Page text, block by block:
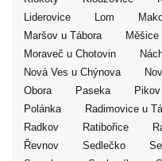
Liderovice
Lom
Maršov u Tábora
Měšice
Moraveč u Chotovin
Nová Ves u Chýnova
Obora
Paseka Pikov
Polánka
Radimovice u
Radkov
Ratibořice
Řevnov
Sedlečko